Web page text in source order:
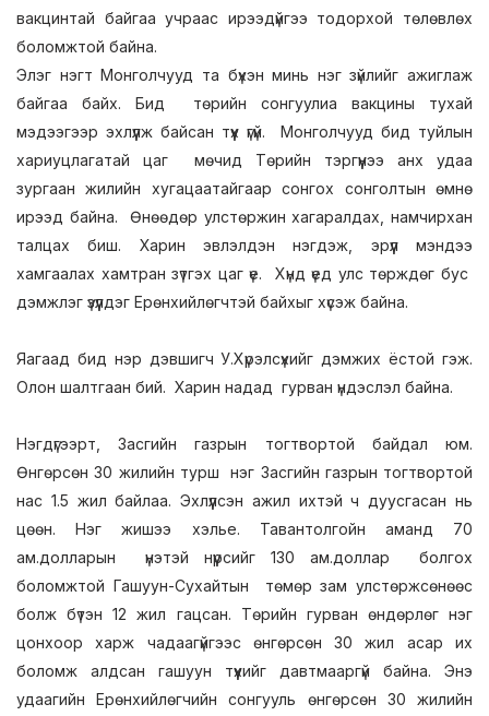
вакцинтай байгаа учраас ирээдүйгээ тодорхой төлөвлөх
боломжтой байна.
Элэг нэгт Монголчууд та бүхэн минь нэг зүйлийг ажиглаж
байгаа байх. Бид төрийн сонгуулиа вакцины тухай
мэдээгээр эхлүүлж байсан түүх үгүй. Монголчууд бид туйлын
хариуцлагатай цаг мөчид Төрийн тэргүүнээ анх удаа
зургаан жилийн хугацаатайгаар сонгох сонголтын өмнө
ирээд байна. Өнөөдөр улстөржин хагаралдах, намчирхан
талцах биш. Харин эвлэлдэн нэгдэж, эрүүл мэндээ
хамгаалах хамтран зүтгэх цаг үе. Хүнд үед улс төрждөг бус
дэмжлэг үзүүлдэг Ерөнхийлөгчтэй байхыг хүсэж байна.
Яагаад бид нэр дэвшигч У.Хүрэлсүхийг дэмжих ёстой гэж.
Олон шалтгаан бий. Харин надад гурван үндэслэл байна.
Нэгдүгээрт, Засгийн газрын тогтвортой байдал юм.
Өнгөрсөн 30 жилийн турш нэг Засгийн газрын тогтвортой
нас 1.5 жил байлаа. Эхлүүлсэн ажил ихтэй ч дуусгасан нь
цөөн. Нэг жишээ хэлье. Тавантолгойн аманд 70
ам.долларын үнэтэй нүүрсийг 130 ам.доллар болгох
боломжтой Гашуун-Сухайтын төмөр зам улстөржсөнөөс
болж бүтэн 12 жил гацсан. Төрийн гурван өндөрлөг нэг
цонхоор харж чадаагүйгээс өнгөрсөн 30 жил асар их
боломж алдсан гашуун түүхийг давтмааргүй байна. Энэ
удаагийн Ерөнхийлөгчийн сонгууль өнгөрсөн 30 жилийн